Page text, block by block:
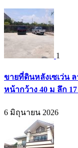
1
ขายที่ดินหลังเซเว่น ล
หน้ากว้าง 40 ม ลึก
6 มิถุนายน 2026